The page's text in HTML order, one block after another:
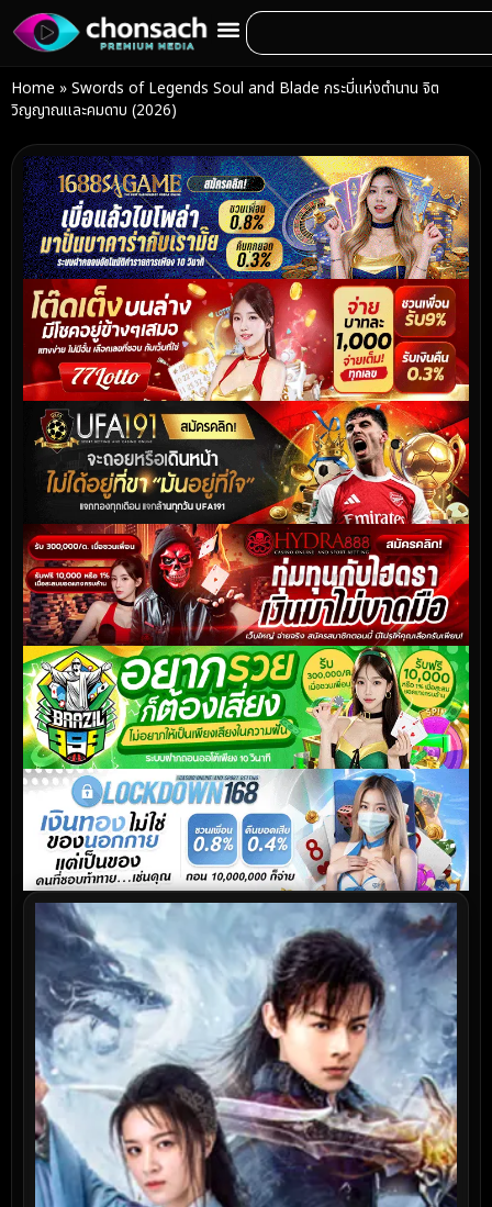
Home » Swords of Legends Soul and Blade กระบี่แห่งตำนาน จิต
วิญญาณและคมดาบ (2026)